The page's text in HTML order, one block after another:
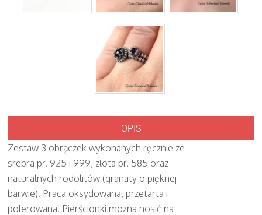
OPIS
Zestaw 3 obrączek wykonanych ręcznie ze
srebra pr. 925 i 999, złota pr. 585 oraz
naturalnych rodolitów (granaty o pięknej
barwie). Praca oksydowana, przetarta i
polerowana. Pierścionki można nosić na